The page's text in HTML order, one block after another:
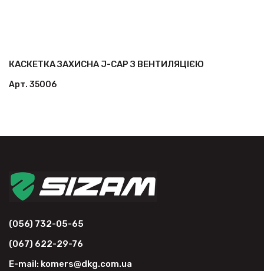
КАСКЕТКА ЗАХИСНА J-CAP З ВЕНТИЛЯЦІЄЮ
Арт. 35006
ПОДИВИТИСЯ
(056) 732-05-65
(067) 622-29-76
E-mail: komers@dkg.com.ua